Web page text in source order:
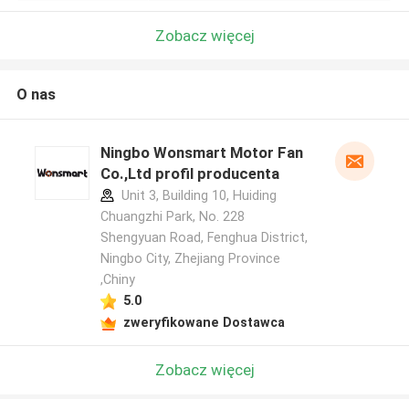
Zobacz więcej
O nas
Ningbo Wonsmart Motor Fan
Co.,Ltd profil producenta
Unit 3, Building 10, Huiding
Chuangzhi Park, No. 228
Shengyuan Road, Fenghua District,
Ningbo City, Zhejiang Province
,Chiny
5.0
zweryfikowane Dostawca
Zobacz więcej